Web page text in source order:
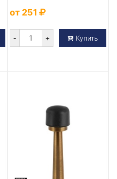
от 251
- + Купить